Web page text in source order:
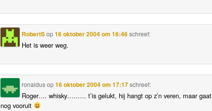
RobertSop16 oktober 2004 om 16:46schreef:
Het is weer weg.
ronaldusop16 oktober 2004 om 17:17schreef:
Roger…. whisky……… t’is gelukt, hij hangt op z’n veren, maar gaat
nog vooruit